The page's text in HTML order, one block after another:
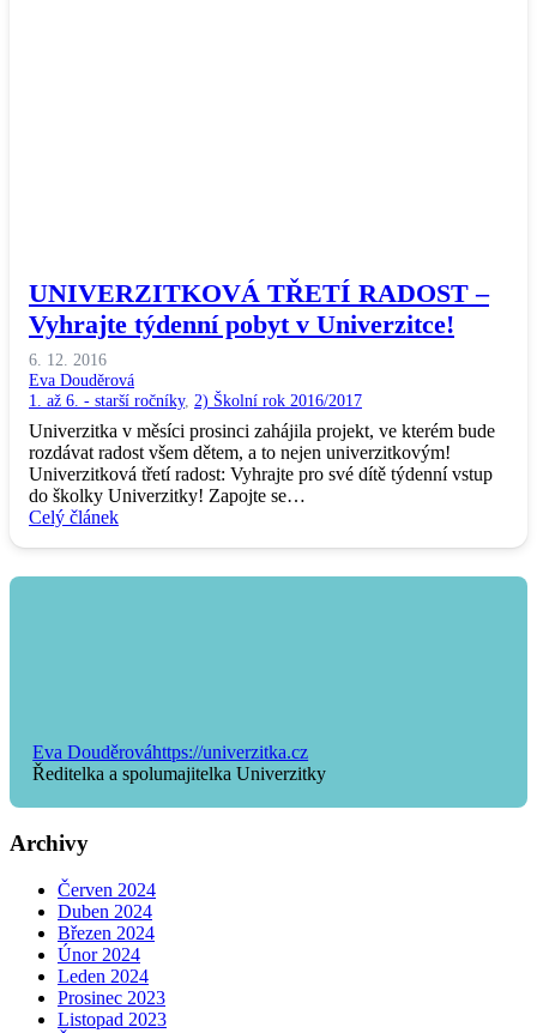
UNIVERZITKOVÁ TŘETÍ RADOST –
Vyhrajte týdenní pobyt v Univerzitce!
6. 12. 2016
Eva Douděrová
1. až 6. - starší ročníky, 2) Školní rok 2016/2017
Univerzitka v měsíci prosinci zahájila projekt, ve kterém bude
rozdávat radost všem dětem, a to nejen univerzitkovým!
Univerzitková třetí radost: Vyhrajte pro své dítě týdenní vstup
do školky Univerzitky! Zapojte se…
Celý článek
Eva Douděrováhttps://univerzitka.cz
Ředitelka a spolumajitelka Univerzitky
Archivy
Červen 2024
Duben 2024
Březen 2024
Únor 2024
Leden 2024
Prosinec 2023
Listopad 2023